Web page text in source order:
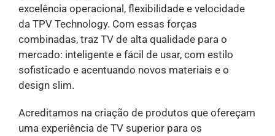
excelência operacional, flexibilidade e velocidade
da TPV Technology. Com essas forças
combinadas, traz TV de alta qualidade para o
mercado: inteligente e fácil de usar, com estilo
sofisticado e acentuando novos materiais e o
design slim.
Acreditamos na criação de produtos que ofereçam
uma experiência de TV superior para os